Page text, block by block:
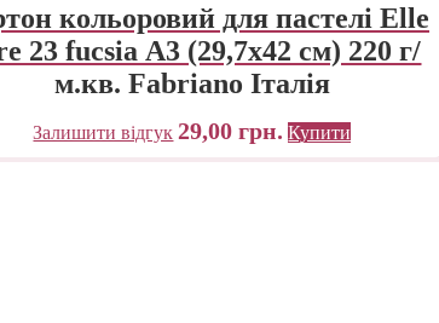
кольоровий для пастелі Elle
23 fucsia А3 (29,7х42 см) 220 г/
м.кв. Fabriano Італія
Залишити відгук 29,00грн. Купити